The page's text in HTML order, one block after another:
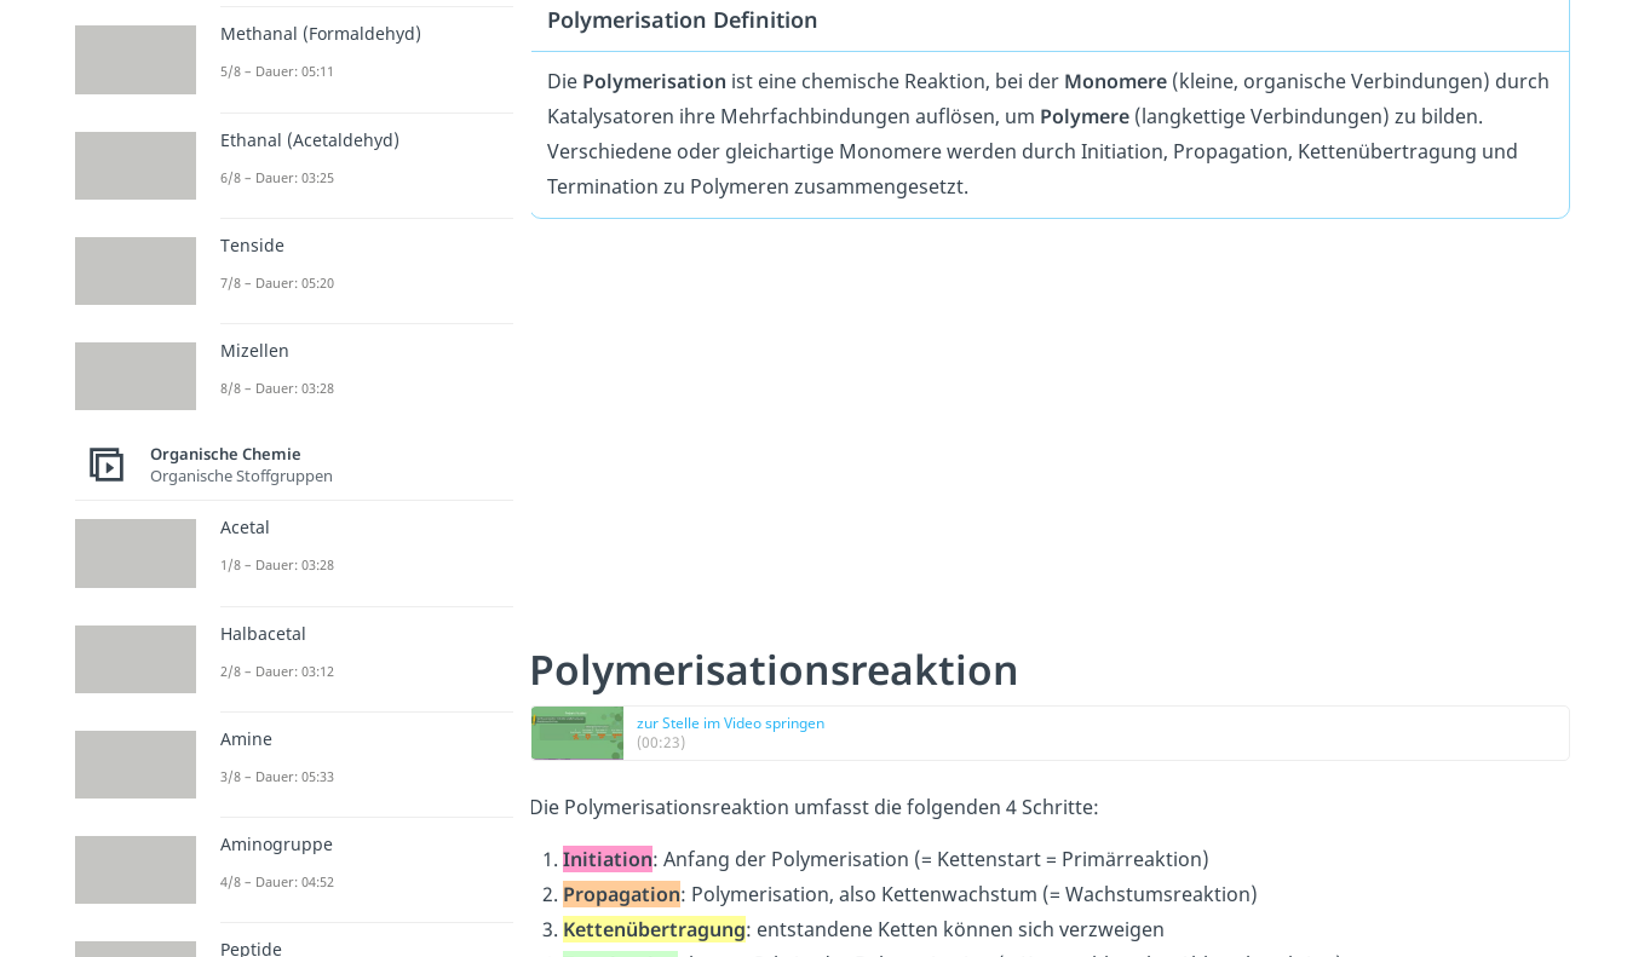
Polymerisation Definition
Die Polymerisation ist eine chemische Reaktion, bei der Monomere (kleine, organische Verbindungen) durch
Katalysatoren ihre Mehrfachbindungen auflösen, um Polymere (langkettige Verbindungen) zu bilden.
Verschiedene oder gleichartige Monomere werden durch Initiation, Propagation, Kettenübertragung und
Termination zu Polymeren zusammengesetzt.
Polymerisationsreaktion
zur Stelle im Video springen
(00:23)
Die Polymerisationsreaktion umfasst die folgenden 4 Schritte:
Initiation: Anfang der Polymerisation (= Kettenstart = Primärreaktion)
Propagation: Polymerisation, also Kettenwachstum (= Wachstumsreaktion)
Kettenübertragung: entstandene Ketten können sich verzweigen
Methanal (Formaldehyd)
5/8 – Dauer: 05:11
Ethanal (Acetaldehyd)
6/8 – Dauer: 03:25
Tenside
7/8 – Dauer: 05:20
Mizellen
8/8 – Dauer: 03:28
Organische Chemie
Organische Stoffgruppen
Acetal
1/8 – Dauer: 03:28
Halbacetal
2/8 – Dauer: 03:12
Amine
3/8 – Dauer: 05:33
Aminogruppe
4/8 – Dauer: 04:52
Peptide